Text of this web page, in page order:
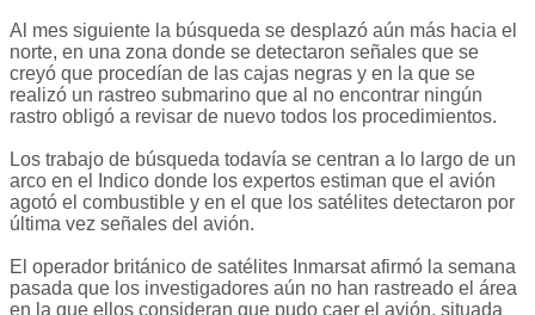
Al mes siguiente la búsqueda se desplazó aún más hacia el
norte, en una zona donde se detectaron señales que se
creyó que procedían de las cajas negras y en la que se
realizó un rastreo submarino que al no encontrar ningún
rastro obligó a revisar de nuevo todos los procedimientos.
Los trabajo de búsqueda todavía se centran a lo largo de un
arco en el Indico donde los expertos estiman que el avión
agotó el combustible y en el que los satélites detectaron por
última vez señales del avión.
El operador británico de satélites Inmarsat afirmó la semana
pasada que los investigadores aún no han rastreado el área
en la que ellos consideran que pudo caer el avión, situada